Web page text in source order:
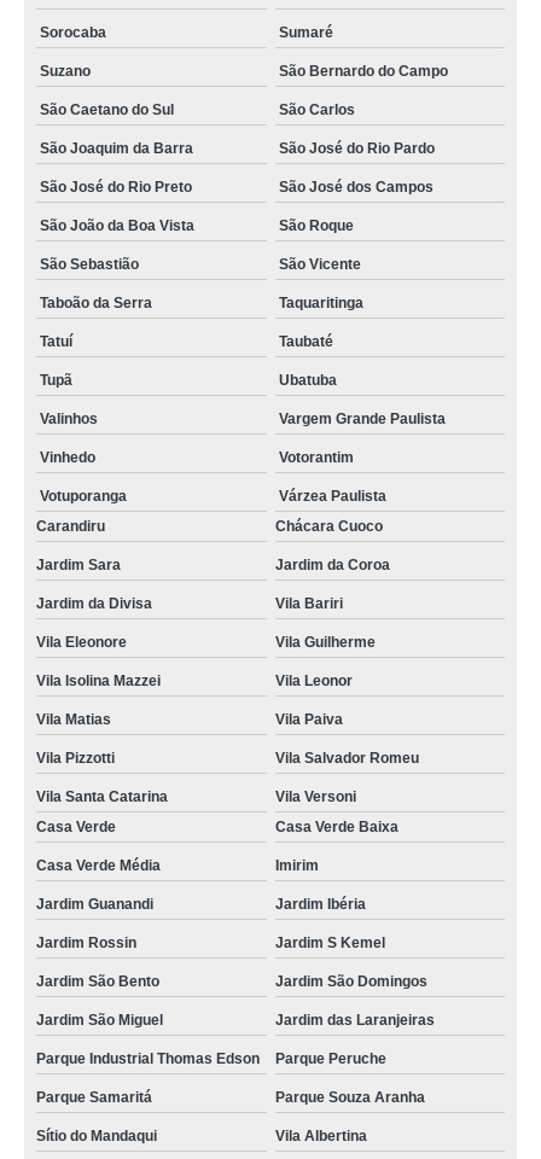
Sorocaba Sumaré
Suzano São Bernardo do Campo
São Caetano do Sul São Carlos
São Joaquim da Barra São José do Rio Pardo
São José do Rio Preto São José dos Campos
São João da Boa Vista São Roque
São Sebastião São Vicente
Taboão da Serra Taquaritinga
Tatuí Taubaté
Tupã Ubatuba
Valinhos Vargem Grande Paulista
Vinhedo Votorantim
Votuporanga
Várzea Paulista
Carandiru
Chácara Cuoco
Jardim Sara Jardim da Coroa
Jardim da Divisa Vila Bariri
Vila Eleonore Vila Guilherme
Vila Isolina Mazzei Vila Leonor
Vila Matias Vila Paiva
Vila Pizzotti Vila Salvador Romeu
Vila Santa Catarina
Vila Versoni
Casa Verde
Casa Verde Baixa
Casa Verde Média Imirim
Jardim Guanandi Jardim Ibéria
Jardim Rossin Jardim S Kemel
Jardim São Bento Jardim São Domingos
Jardim São Miguel Jardim das Laranjeiras
Parque Industrial Thomas Edson Parque Peruche
Parque Samaritá Parque Souza Aranha
Sítio do Mandaqui Vila Albertina